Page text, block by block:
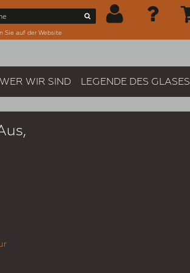
Sie auf der Website
WER WIR SIND LEGENDE DES GLASES